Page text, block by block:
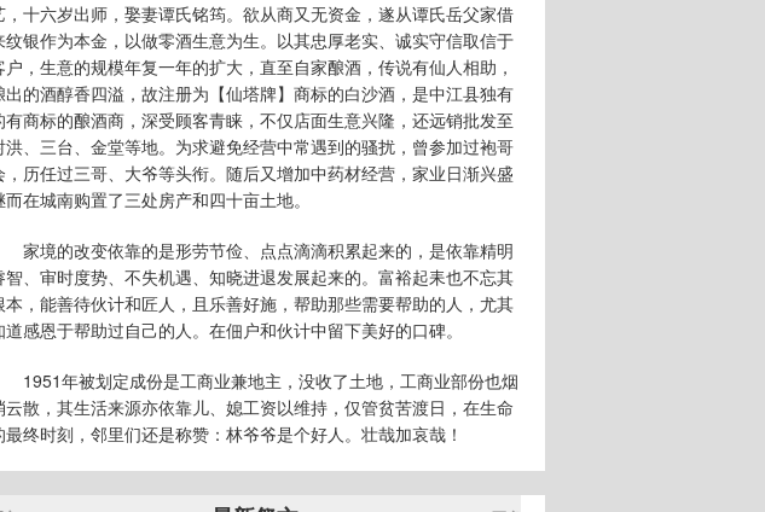
，十六岁出师，娶妻谭氏铭筠。欲从商又无资金，遂从谭氏岳父家借
纹银作为本金，以做零酒生意为生。以其忠厚老实、诚实守信取信于
户，生意的规模年复一年的扩大，直至自家酿酒，传说有仙人相助，
出的酒醇香四溢，故注册为【仙塔牌】商标的白沙酒，是中江县独有
有商标的酿酒商，深受顾客青睐，不仅店面生意兴隆，还远销批发至
洪、三台、金堂等地。为求避免经营中常遇到的骚扰，曾参加过袍哥
，历任过三哥、大爷等头衔。随后又增加中药材经营，家业日渐兴盛
而在城南购置了三处房产和四十亩土地。
家境的改变依靠的是形劳节俭、点点滴滴积累起来的，是依靠精明
智、审时度势、不失机遇、知晓进退发展起来的。富裕起耒也不忘其
本，能善待伙计和匠人，且乐善好施，帮助那些需要帮助的人，尤其
道感恩于帮助过自己的人。在佃户和伙计中留下美好的口碑。
1951年被划定成份是工商业兼地主，没收了土地，工商业部份也烟
云散，其生活来源亦依靠儿、媳工资以维持，仅管贫苦渡日，在生命
最终时刻，邻里们还是称赞：林爷爷是个好人。壮哉加哀哉！